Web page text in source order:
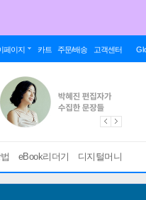
페이지 카트 주문/배송 고객센터
eBook리더기 디지털머니